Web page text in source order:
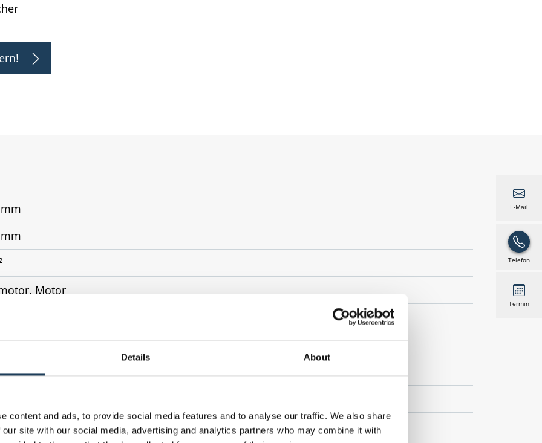
Details About
content and ads, to provide social media features and to analyse our traffic. We also share
site with our social media, advertising and analytics partners who may combine it with
Motor
Riegel-Fassade, senkrechte Glasflächen
92
an senkrechten Flächen
E-Mail
Telefon
Termin